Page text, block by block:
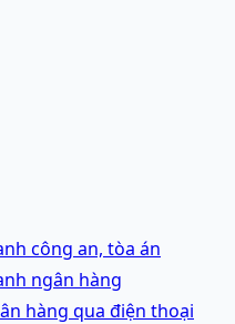
công an, tòa án
ngân hàng
hàng qua điện thoại